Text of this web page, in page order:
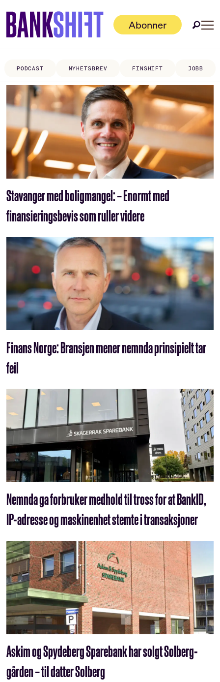
Abonner
PODCAST NYHETSBREV FINSHIFT JOBB
Tag:
privatmarked
Stavanger med boligmangel: – Enormt med
finansieringsbevis som ruller videre
Finans Norge: Bransjen mener nemnda prinsipielt tar
feil
Nemnda ga forbruker medhold til tross for at BankID,
IP-adresse og maskinenhet stemte i transaksjoner
Askim og Spydeberg Sparebank har solgt Solberg-
gården – til datter Solberg